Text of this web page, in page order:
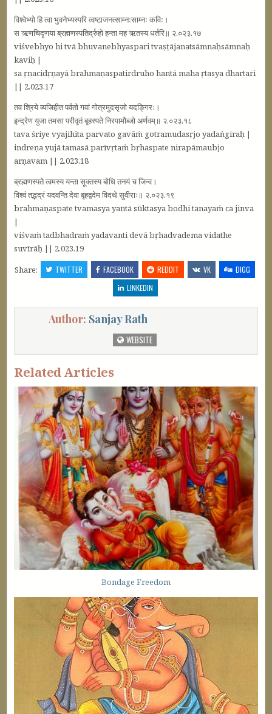
विश्वेभ्यो हि त्वा भुवनेभ्यस्परि त्वष्टाजनत्साम्नःसाम्नः कविः।
स ऋणचिदृणया ब्रह्मणस्पतिर्द्रुहो हन्ता मह ऋतस्य धर्तरि॥ २.०२३.१७
viśvebhyo hi tvā bhuvanebhyaspari tvaṣṭājanatsāmnaḥsāmnaḥ
kaviḥ |
sa ṛṇacidṛṇayā brahmaṇaspatirdruho hantā maha ṛtasya dhartari
|| 2.023.17
तव श्रिये व्यजिहीत पर्वतो गवां गोत्रमुदसृजो यदङ्गिरः।
इन्द्रेण युजा तमसा परीवृतं बृहस्पते निरपामौब्जो अर्णवम्॥ २.०२३.१८
tava śriye vyajihīta parvato gavāṁ gotramudasṛjo yadaṅgiraḥ |
indreṇa yujā tamasā parīvṛtaṁ bṛhaspate nirapāmaubjo
arṇavam || 2.023.18
ब्रह्मणस्पते त्वमस्य यन्ता सूक्तस्य बोधि तनयं च जिन्व।
विश्वं तद्भद्रं यदवन्ति देवा बृहद्वदेम विदथे सुवीराः॥ २.०२३.१९
brahmaṇaspate tvamasya yantā sūktasya bodhi tanayaṁ ca jinva
|
viśvaṁ tadbhadraṁ yadavanti devā bṛhadvadema vidathe
suvīrāḥ || 2.023.19
Share:
TWITTER FACEBOOK REDDIT VK
DIGG
LINKEDIN
Author: Sanjay Rath
WEBSITE
Related Articles
Bondage Freedom